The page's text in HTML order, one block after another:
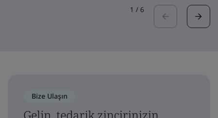
1 / 6
Bize Ulaşın
Gelin, tedarik zincirinizin